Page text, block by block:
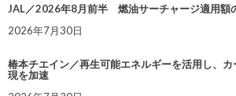
JAL／2026年8月前半 燃油サーチャージ適用額
2026年7月30日
椿本チエイン／再生可能エネルギーを活用し、
現を加速